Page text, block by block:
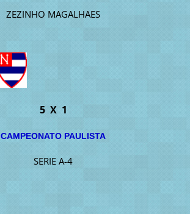
ZEZINHO MAGALHAES
5 X 1
CAMPEONATO PAULISTA
SERIE A-4